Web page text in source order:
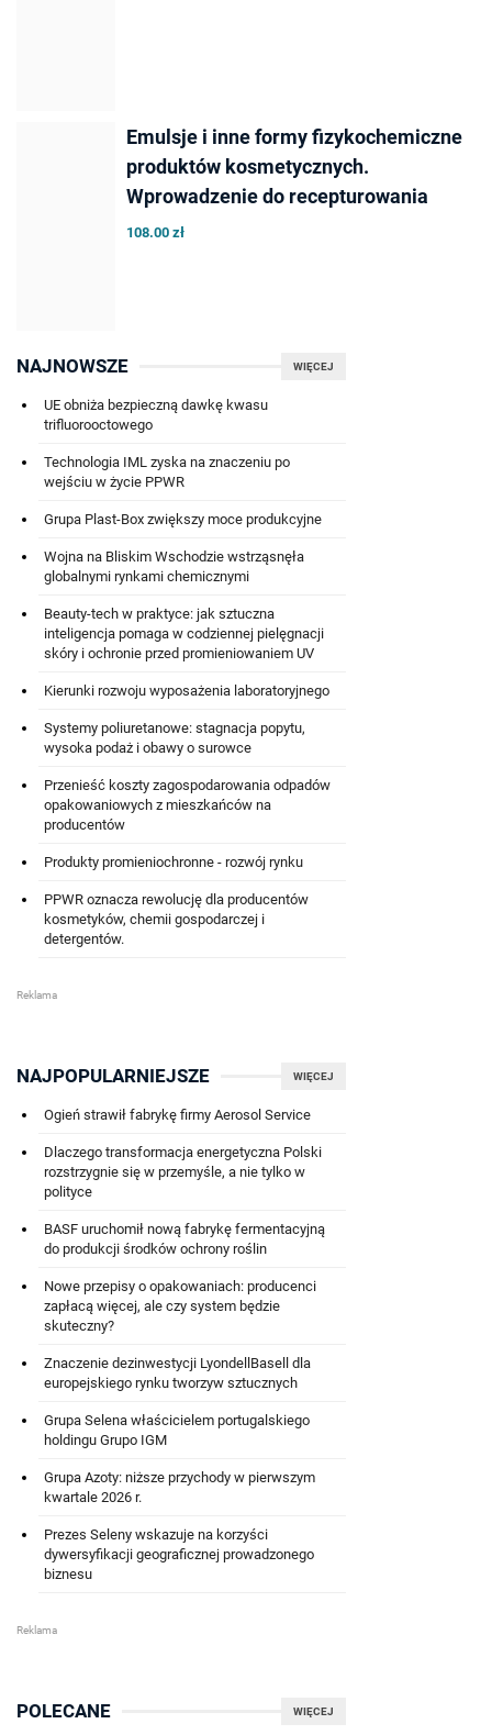
Emulsje i inne formy fizykochemiczne
produktów kosmetycznych.
Wprowadzenie do recepturowania
108.00 zł
WIĘCEJ
NAJNOWSZE
UE obniża bezpieczną dawkę kwasu
trifluorooctowego
Technologia IML zyska na znaczeniu po
wejściu w życie PPWR
Grupa Plast-Box zwiększy moce produkcyjne
Wojna na Bliskim Wschodzie wstrząsnęła
globalnymi rynkami chemicznymi
Beauty-tech w praktyce: jak sztuczna
inteligencja pomaga w codziennej pielęgnacji
skóry i ochronie przed promieniowaniem UV
Kierunki rozwoju wyposażenia laboratoryjnego
Systemy poliuretanowe: stagnacja popytu,
wysoka podaż i obawy o surowce
Przenieść koszty zagospodarowania odpadów
opakowaniowych z mieszkańców na
producentów
Produkty promieniochronne - rozwój rynku
PPWR oznacza rewolucję dla producentów
kosmetyków, chemii gospodarczej i
detergentów.
WIĘCEJ
NAJPOPULARNIEJSZE
Ogień strawił fabrykę firmy Aerosol Service
Dlaczego transformacja energetyczna Polski
rozstrzygnie się w przemyśle, a nie tylko w
polityce
BASF uruchomił nową fabrykę fermentacyjną
do produkcji środków ochrony roślin
Nowe przepisy o opakowaniach: producenci
zapłacą więcej, ale czy system będzie
skuteczny?
Znaczenie dezinwestycji LyondellBasell dla
europejskiego rynku tworzyw sztucznych
Grupa Selena właścicielem portugalskiego
holdingu Grupo IGM
Grupa Azoty: niższe przychody w pierwszym
kwartale 2026 r.
Prezes Seleny wskazuje na korzyści
dywersyfikacji geograficznej prowadzonego
biznesu
WIĘCEJ
POLECANE